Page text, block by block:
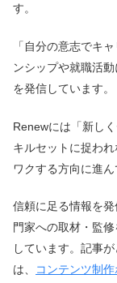
す。
「自分の意志でキ
ンシップや就職活
を発信しています。
Renewには「新し
キルセットに捉わ
ワクする方向に進
信頼に足る情報を
門家への取材・監
しています。記事
は、
コンテンツ制